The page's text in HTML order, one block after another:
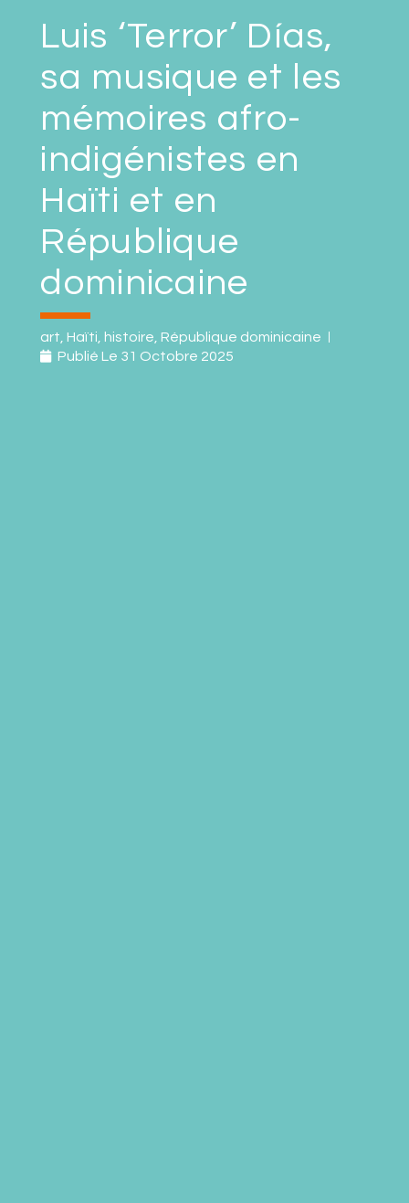
Luis ‘Terror’ Días,
sa musique et les
mémoires afro-
indigénistes en
Haïti et en
République
dominicaine
art ,Haïti histoire ,République dominicaine
Publié Le 31 Octobre 2025